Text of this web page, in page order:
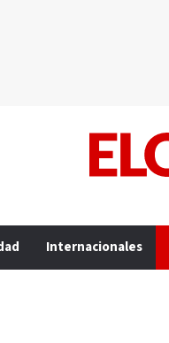
Internacionales